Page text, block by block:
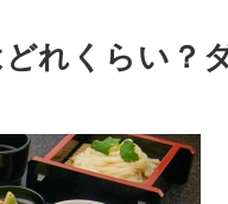
れくらい？